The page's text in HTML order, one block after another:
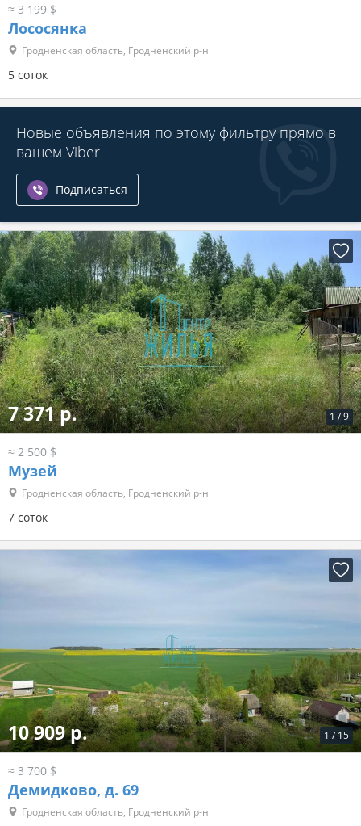
≈ 3 199 $
Лососянка
Гродненская область, Гродненский р-н
5 соток
Новые объявления по этому фильтру прямо в
вашем Viber
Подписаться
1 /9
7 371 р.
≈ 2 500 $
Музей
Гродненская область, Гродненский р-н
7 соток
1 / 15
10 909 р.
≈ 3 700 $
Демидково, д. 69
Гродненская область, Гродненский р-н